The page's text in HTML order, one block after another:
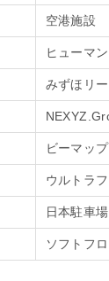
空港施設
ヒューマ
みずほリ
ビーマップ
ウルトラ
日本駐車
ソフトフ